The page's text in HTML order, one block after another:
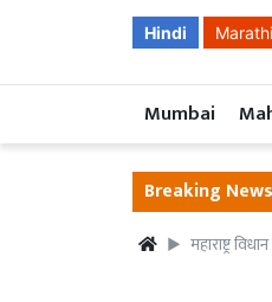
Hindi Marathi
Mumbai
Breaking News
महाराष्ट्र